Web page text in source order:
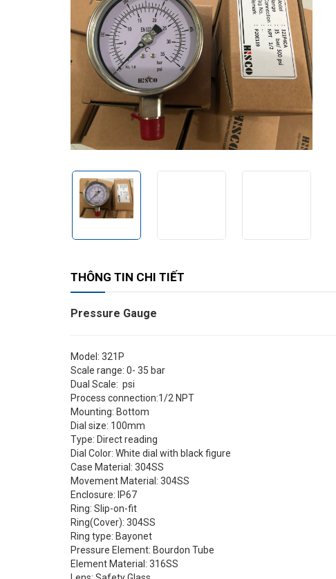
THÔNG TIN CHI TIẾT
Pressure Gauge
Model: 321P
Scale range: 0- 35 bar
Dual Scale: psi
Process connection:1/2 NPT
Mounting: Bottom
Dial size: 100mm
Type: Direct reading
Dial Color: White dial with black figure
Case Material: 304SS
Movement Material: 304SS
Enclosure: IP67
Ring: Slip-on-fit
Ring(Cover): 304SS
Ring type: Bayonet
Pressure Element: Bourdon Tube
Element Material: 316SS